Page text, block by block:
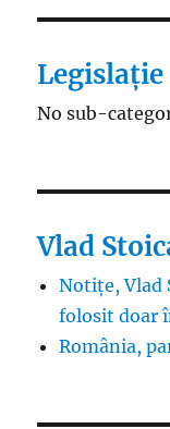
Legislație
No sub-
Vlad
Notițe, Vlad
folosit doar
România,